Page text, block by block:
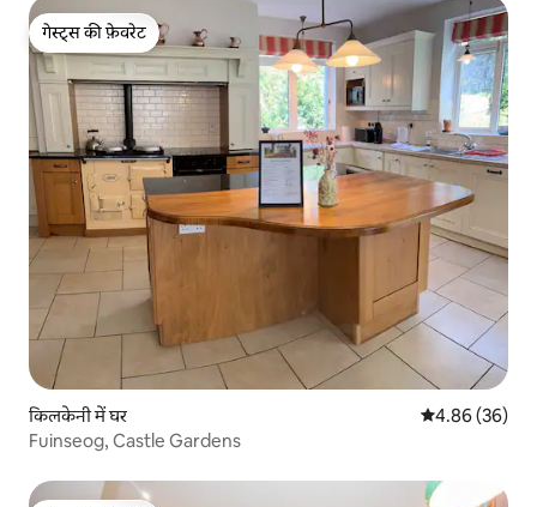
गेस्ट्स की फ़ेवरेट
गेस्ट्स की फ़ेवरेट
किलकेनी में घर औसत रेटिंग 5 में
4.86 (36)
Fuinseog, Castle Gardens